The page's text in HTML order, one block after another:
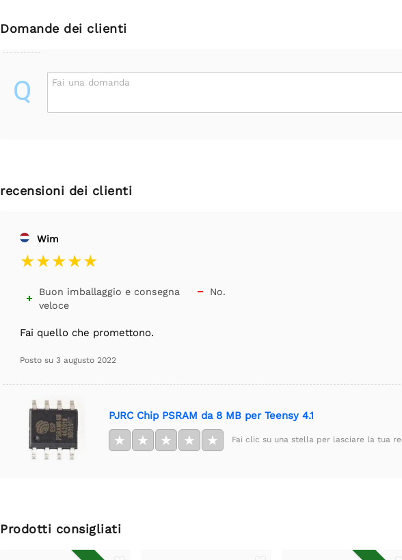
Domande dei clienti
Q Fai una domanda
recensioni dei clienti
Wim

Buon imballaggio e consegna
veloce
 No.
Fai quello che promettono.
Posto su 3 augusto 2022
PJRC Chip PSRAM da 8 MB per Teensy 4.1
★ ★ ★ ★ ★ Fai clic su una stella per lasciare la tua
Prodotti consigliati